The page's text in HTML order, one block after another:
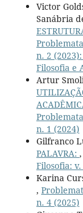
Victor
Sanábria
n. 2
Filosofia e
Artur
n. 1 (2024)
Gilfranco
PALAVRA: ,
Filosofia:
Karina
,
n. 4 (2025)